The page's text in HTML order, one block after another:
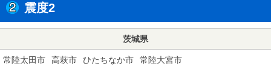
震度2
茨城県
常陸太田市 高萩市 ひたちなか市 常陸大宮市